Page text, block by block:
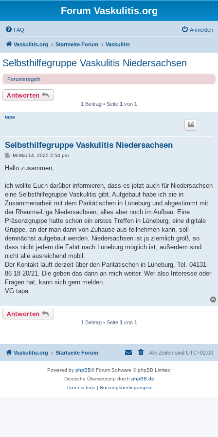
Forum Vaskulitis.org
FAQ Anmelden
Vaskulitis.org Startseite Forum Vaskulitis
Selbsthilfegruppe Vaskulitis Niedersachsen
Forumsregeln
Antworten
1 Beitrag • Seite 1 von 1
tapa
Selbsthilfegruppe Vaskulitis Niedersachsen
B
i
a
Mi Mai 14, 2025 2:54 pm
Hallo zusammen,
ich wollte Euch darüber informieren, dass es jetzt auch für Niedersachsen
eine Selbsthilfegruppe Vaskulitis gibt. Aufgebaut habe ich sie in
Zusammenarbeit mit dem Paritätischen in Lüneburg und abgestimmt mit
der Rheuma-Liga Niedersachsen, alles aber noch im Aufbau. Eine
Präsenzgruppe hatte schon ein erstes Treffen in Lüneburg, eine digitale
Gruppe, an der man dann von Zuhause aus teilnehmen kann, soll
demnächst aufgebaut werden. Niedersachsen ist ja ziemlich groß, so
dass nicht jedem die Fahrt nach Lüneburg möglich ist, außerdem sind
nicht alle ausreichend mobil.
Der Kontakt läuft derzeit über den Paritätischen in Lüneburg, Tel. 04131-
86 18 20/21. Die geben das dann an mich weiter. Wer also Interesse oder
Fragen hat, kann sich gern melden.
VG tapa
Antworten
1 Beitrag • Seite 1 von 1
Vaskulitis.org Startseite Forum Alle Zeiten sind UTC+02:00
Powered by phpBB® Forum Software © phpBB Limited
Deutsche Übersetzung durch phpBB.de
Datenschutz| Nutzungsbedingungen